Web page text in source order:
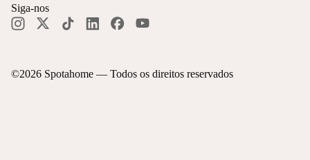
©2026 Spotahome — Todos os direitos reservados
Siga-nos